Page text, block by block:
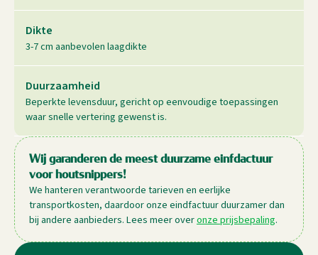
Dikte
3-7 cm aanbevolen laagdikte
Duurzaamheid
Beperkte levensduur, gericht op eenvoudige toepassingen
waar snelle vertering gewenst is.
Wij garanderen de meest duurzame einfdactuur
voor houtsnippers!
We hanteren verantwoorde tarieven en eerlijke
transportkosten, daardoor onze eindfactuur duurzamer dan
bij andere aanbieders. Lees meer overonze prijsbepaling.